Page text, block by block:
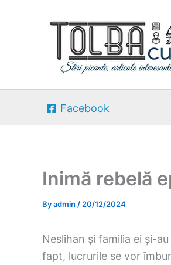
Facebook
Inimă rebelă
Byadmin / 20/12/2024
Neslihan și familia ei și-
fapt, lucrurile se vor